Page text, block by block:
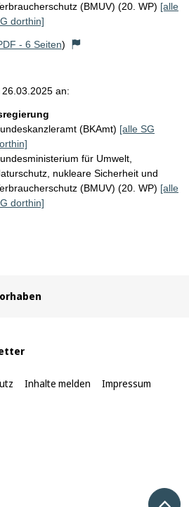
(BMUV) (20. WP) [alle
dorthin]
- 6 Seiten)
an:
(BKAmt) [alle SG
für Umwelt,
nukleare Sicherheit und
(BMUV) (20. WP) [alle
dorthin]
Inhalte melden Impressum